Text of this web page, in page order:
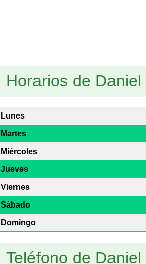
Horarios de
Lunes
Martes
Miércoles
Jueves
Viernes
Sábado
Domingo
Teléfono de